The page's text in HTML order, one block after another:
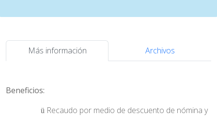
Más información Archivos
Beneficios:
ü Recaudo por medio de descuento de nómina y